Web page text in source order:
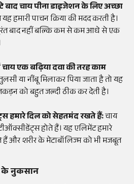
चाय पीना डाइजेशन के लिए अच्छा
हमारी पाचन क्रिया की मदद करती है।
बाद नहीं बल्कि कम से कम आधे से एक
एक बढ़िया दवा की तरह काम
या नींबू मिलाकर पिया जाता है तो यह
को बहुत जल्दी ठीक कर देती है।
हमारे दिल को सेहतमंद रखते हैं:चाय
होते हैं। यह एलिमेंट हमारे
और शरीर के मेटाबॉलिज्म को भी मजबूत
के नुकसान